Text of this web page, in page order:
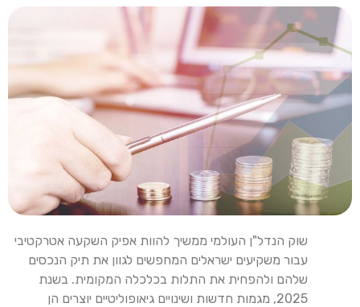
שוק הנדל"ן העולמי ממשיך להוות אפיק השקעה אטרקטיבי
עבור משקיעים ישראלים המחפשים לגוון את תיק הנכסים
שלהם ולהפחית את התלות בכלכלה המקומית. בשנת
2025, מגמות חדשות ושינויים גיאופוליטיים יוצרים הן